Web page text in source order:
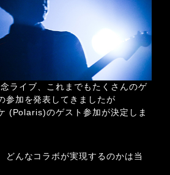
ライブ、これまでもたくさんのゲ
参加を発表してきましたが
(Polaris)のゲスト参加が決定しま
どんなコラボが実現するのかは当